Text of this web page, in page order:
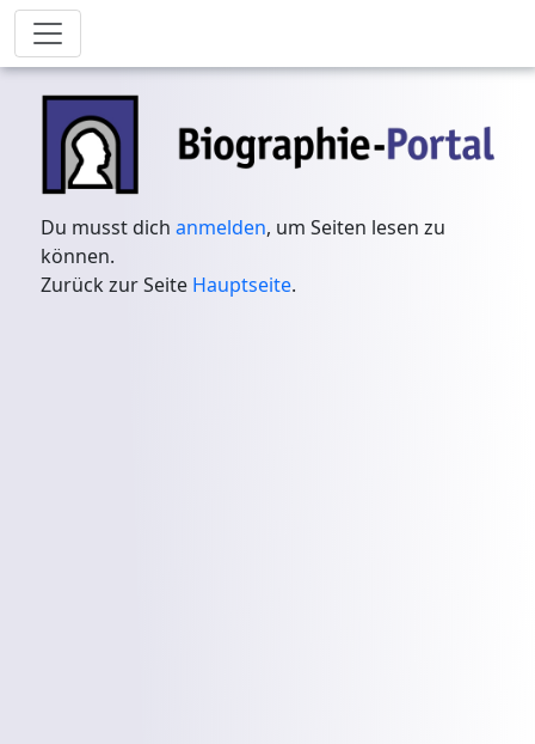
Du musst dichanmelden, um Seiten lesen zu
können.
Zurück zur Seite Hauptseite.